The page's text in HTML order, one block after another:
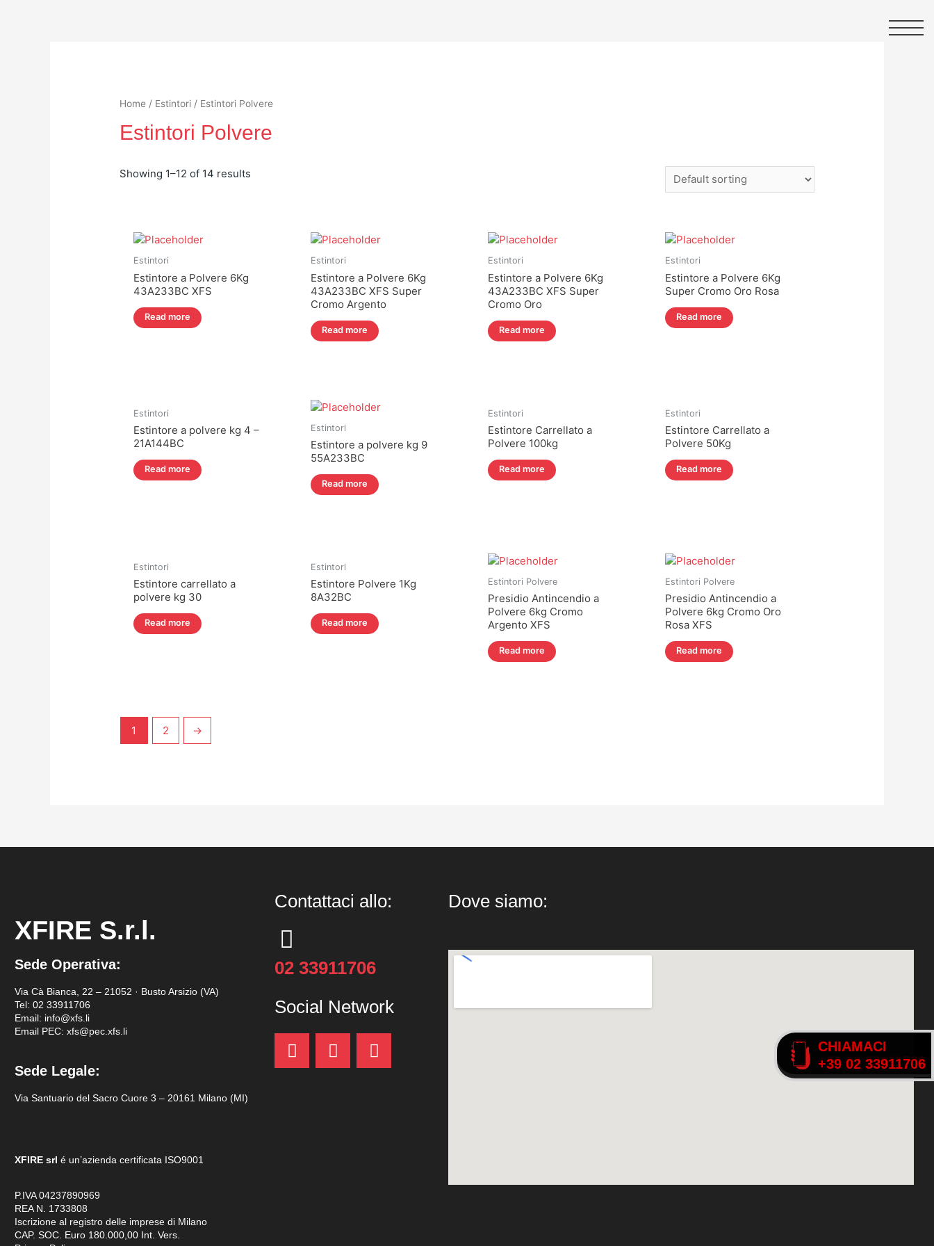
Home / Estintori / Estintori Polvere
Estintori Polvere
Showing 1–12 of 14 results
Estintori
Estintore a Polvere 6Kg
43A233BC XFS
Read more
Estintori
Estintore a Polvere 6Kg
43A233BC XFS Super
Cromo Argento
Read more
Estintori
Estintore a Polvere 6Kg
43A233BC XFS Super
Cromo Oro
Read more
Estintori
Estintore a Polvere 6Kg
Super Cromo Oro Rosa
Read more
Estintori
Estintore a polvere kg 4 –
21A144BC
Read more
Estintori
Estintore a polvere kg 9
55A233BC
Read more
Estintori
Estintore Carrellato a
Polvere 100kg
Read more
Estintori
Estintore Carrellato a
Polvere 50Kg
Read more
Estintori
Estintore carrellato a
polvere kg 30
Read more
Estintori
Estintore Polvere 1Kg
8A32BC
Read more
Estintori Polvere
Presidio Antincendio a
Polvere 6kg Cromo
Argento XFS
Read more
Estintori Polvere
Presidio Antincendio a
Polvere 6kg Cromo Oro
Rosa XFS
Read more
1 2 →
XFIRE S.r.l.
Sede Operativa:
Via Cà Bianca, 22 – 21052 · Busto Arsizio (VA)
Tel: 02 33911706
Email: info@xfs.li
Email PEC: xfs@pec.xfs.li
Sede Legale:
Via Santuario del Sacro Cuore 3 – 20161 Milano (MI)
XFIRE srl é un’azienda certificata ISO9001
P.IVA 04237890969
REA N. 1733808
Iscrizione al registro delle imprese di Milano
CAP. SOC. Euro 180.000,00 Int. Vers.
Contattaci allo:
02 33911706
Social Network
CHIAMACI
+39 02 33911706
Dove siamo:
CHIAMACI
+39 02 33911706